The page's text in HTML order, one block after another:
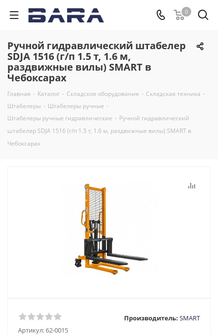
0
Ручной гидравлический штабелер
SDJA 1516 (г/п 1.5 т, 1.6 м,
раздвижные вилы) SMART в
Чебоксарах
Главная - Каталог - Складское оборудование - Складская техника -
Штабелеры - Штабелеры ручные -
Штабелеры ручные гидравлические - Ручной гидравлический
штабелер SDJA 1516 (г/п 1.5 т, 1.6 м, раздвижные вилы) SMART в
Чебоксарах
Артикул:62-0015
Производитель: SMART